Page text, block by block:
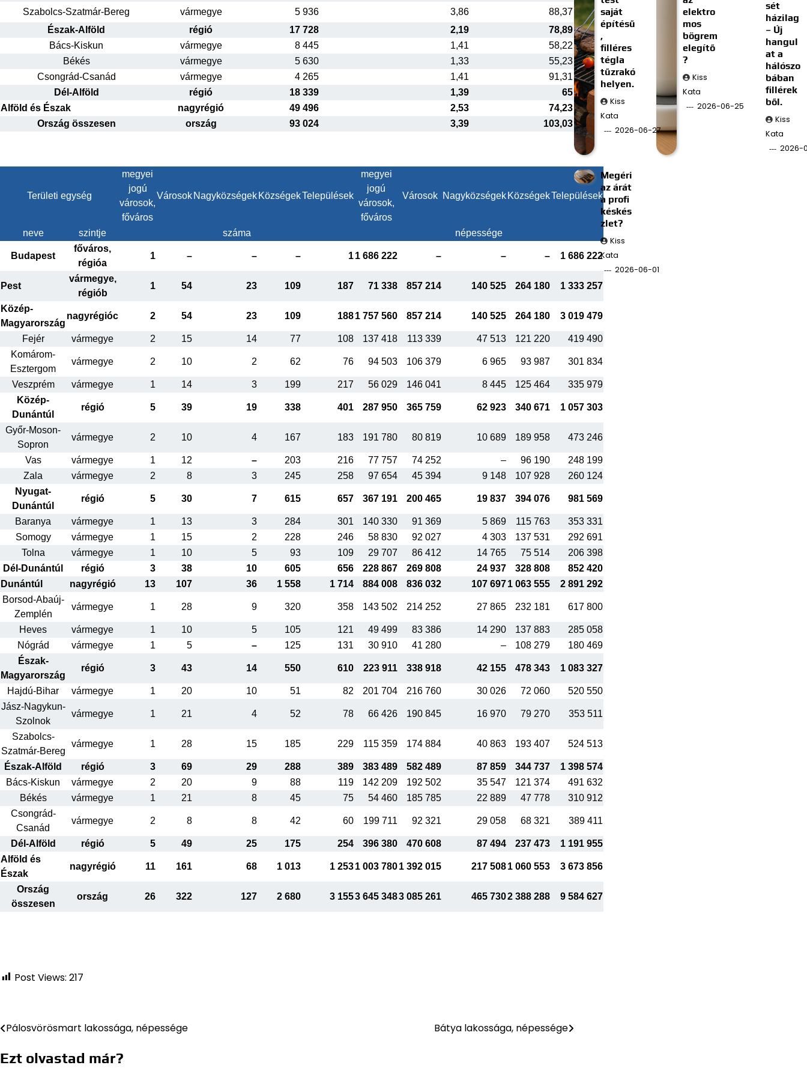
Szabolcs-Szatmár-Bereg vármegye 5 936 3,86
88,37
Észak-Alföld
régió 17 728 2,19
78,89
Bács-Kiskun
vármegye 8 445 1,41
58,22
Békés
vármegye 5 630 1,33
55,23
Csongrád-Csanád
vármegye 4 265 1,41
91,31
Dél-Alföld
régió 18 339 1,39
65
Alföld és Észak
nagyrégió 49 496 2,53
74,23
Ország összesen
ország 93 024 3,39 103,03
Területi egység
megyei
jogú
városok,
főváros
Városok Nagyközségek KözségekTelepülések
megyei
jogú
városok,
főváros
Városok Nagyközségek KözségekTelepülések
neve szintje száma népessége
Budapest
főváros,
régióa
1 – – – 11 686 222 – – – 1 686 222
Pest
vármegye,
régiób
1 54 23 109 187 71 338 857 214 140 525 264 180 1 333 257
Közép-
Magyarország
nagyrégióc 2 54 23 109 1881 757 560 857 214 140 525 264 180 3 019 479
Fejér vármegye 2 15 14 77 108 137 418 113 339 47 513 121 220
419 490
Komárom-
Esztergom
vármegye 2 10 2 62 76 94 503 106 379 6 965 93 987 301 834
Veszprém vármegye 1 14 3 199 217 56 029 146 041 8 445 125 464
335 979
Közép-
Dunántúl
régió 5 39 19 338 401 287 950 365 759 62 923 340 671 1 057 303
Győr-Moson-
Sopron
vármegye 2 10 4 167 183 191 780 80 819 10 689 189 958 473 246
Vas vármegye 1 12 – 203 216 77 757 74 252 – 96 190
248 199
Zala
vármegye 2 8 3 245 258 97 654 45 394 9 148 107 928
260 124
Nyugat-
Dunántúl
régió 5 30 7 615 657 367 191 200 465 19 837 394 076 981 569
Baranya vármegye 1 13 3 284 301 140 330 91 369 5 869 115 763
353 331
Somogy
vármegye 1 15 2 228 246 58 830 92 027 4 303 137 531
292 691
Tolna
vármegye 1 10 5 93 109 29 707 86 412 14 765 75 514
206 398
Dél-Dunántúl
régió 3 38 10 605 656 228 867 269 808 24 937 328 808
852 420
Dunántúl
nagyrégió 13 107 36 1 558 1 714 884 008 836 032 107 6971 063 555
2 891 292
Borsod-Abaúj-
Zemplén
vármegye 1 28 9 320 358 143 502 214 252 27 865 232 181 617 800
Heves vármegye 1 10 5 105 121 49 499 83 386 14 290 137 883
285 058
Nógrád
vármegye 1 5 – 125 131 30 910 41 280 – 108 279
180 469
Észak-
Magyarország
régió 3 43 14 550 610 223 911 338 918 42 155 478 343 1 083 327
Hajdú-Bihar vármegye 1 20 10 51 82 201 704 216 760 30 026 72 060
520 550
Jász-Nagykun-
Szolnok
vármegye 1 21 4 52 78 66 426 190 845 16 970 79 270 353 511
Szabolcs-
Szatmár-Bereg
vármegye 1 28 15 185 229 115 359 174 884 40 863 193 407 524 513
Észak-Alföld régió 3 69 29 288 389 383 489 582 489 87 859 344 737
1 398 574
Bács-Kiskun
vármegye 2 20 9 88 119 142 209 192 502 35 547 121 374
491 632
Békés
vármegye 1 21 8 45 75 54 460 185 785 22 889 47 778
310 912
Csongrád-
Csanád
vármegye 2 8 8 42 60 199 711 92 321 29 058 68 321 389 411
Dél-Alföld régió 5 49 25 175 254 396 380 470 608 87 494 237 473
1 191 955
Alföld és
Észak
nagyrégió 11 161 68 1 013 1 2531 003 7801 392 015 217 5081 060 553 3 673 856
Ország
összesen
ország 26 322 127 2 680 3 1553 645 3483 085 261 465 7302 388 288 9 584 627
Post Views: 217
Bejegyzés
navigáció
Pálosvörösmart lakossága, népessége Bátya lakossága, népessége
Ezt olvastad már?
saját
építésű
,
filléres
tégla
tűzrakó
helyen.
Kiss
Kata
2026-06-27
elektro
mos
bögrem
elegítő
?
Kiss
Kata
2026-06-25
sét
házilag
– Új
hangul
at a
hálószo
bában
fillérek
ből.
Kiss
Kata
2026-
Megéri
az árát
a profi
késkés
zlet?
Kiss
Kata
2026-06-01